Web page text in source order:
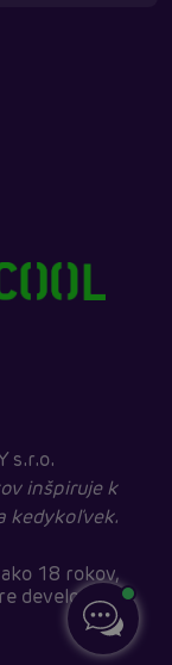
s.r.o.
inšpiruje k
kedykoľvek.
18 rokov,
developed in